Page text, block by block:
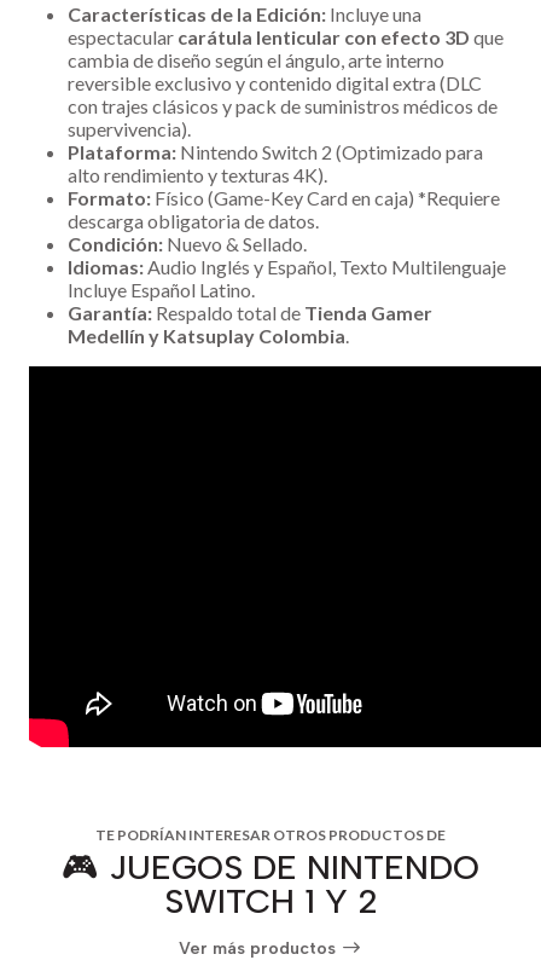
Características de la Edición: Incluye una
espectacular carátula lenticular con efecto 3D que
cambia de diseño según el ángulo, arte interno
reversible exclusivo y contenido digital extra (DLC
con trajes clásicos y pack de suministros médicos de
supervivencia).
Plataforma: Nintendo Switch 2 (Optimizado para
alto rendimiento y texturas 4K).
Formato: Físico (Game-Key Card en caja) *Requiere
descarga obligatoria de datos.
Condición: Nuevo & Sellado.
Idiomas:Audio Inglés y Español, Texto Multilenguaje
Incluye Español Latino.
Garantía: Respaldo total de Tienda Gamer
Medellín y Katsuplay Colombia.
TE PODRÍAN INTERESAR OTROS PRODUCTOS DE
🎮 JUEGOS DE NINTENDO
SWITCH 1 Y 2
Ver más productos